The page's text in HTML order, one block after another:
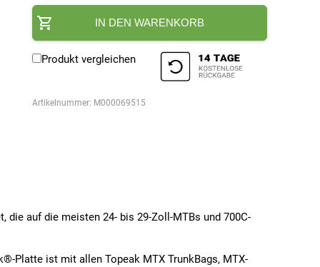
IN DEN WARENKORB
Produkt vergleichen
Artikelnummer: M000069515
auf die meisten 24- bis 29-Zoll-MTBs und 700C-
Platte ist mit allen Topeak MTX TrunkBags, MTX-